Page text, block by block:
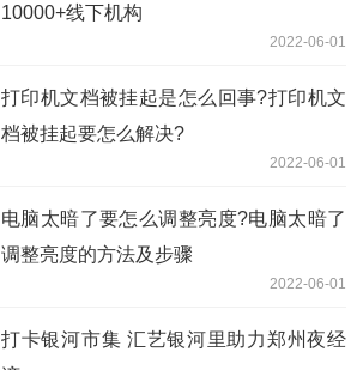
10000+线下机构
2022-06-01
打印机文档被挂起是怎么回事?打印机文
档被挂起要怎么解决?
2022-06-01
电脑太暗了要怎么调整亮度?电脑太暗了
调整亮度的方法及步骤
2022-06-01
打卡银河市集 汇艺银河里助力郑州夜经